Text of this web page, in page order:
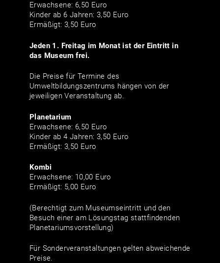
Erwachsene: 6,50 Euro
Kinder ab 6 Jahren: 3,50 Euro
Ermäßigt: 3,50 Euro
Jeden 1. Freitag im Monat ist der Eintritt in
das Museum frei.
Die Preise für Termine des
Umweltbildungszentrums hängen von der
jeweiligen Veranstaltung ab.
Planetarium
Erwachsene: 6,50 Euro
Kinder ab 4 Jahren: 3,50 Euro
Ermäßigt: 3,50 Euro
Kombi
Erwachsene: 10,00 Euro
Ermäßigt: 5,00 Euro
(Berechtigt zum Museumseintritt und den
Besuch einer am Lösungstag stattfindenden
Planetariumsvorstellung)
Für Sonderveranstaltungen gelten abweichende
Preise.